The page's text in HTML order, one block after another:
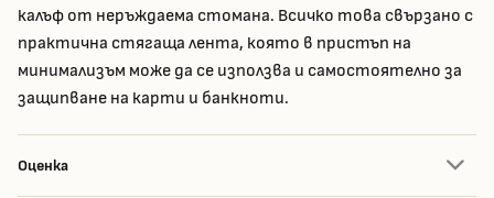
калъф от неръждаема стомана. Всичко това свързано с
практична стягаща лента, която в пристъп на
минимализъм може да се използва и самостоятелно за
защипване на карти и банкноти.
Оценка